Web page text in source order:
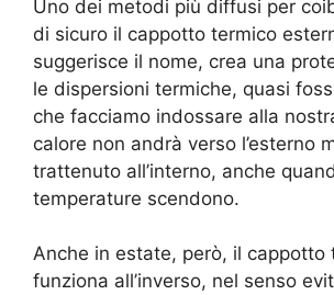
Uno dei metodi più diffusi per
di sicuro il cappotto termico
suggerisce il nome, crea una
le dispersioni termiche, quasi
che facciamo indossare alla
calore non andrà verso l’esterno
trattenuto all’interno, anche
temperature scendono.
Anche in estate, però, il cappotto
funziona all’inverso, nel senso